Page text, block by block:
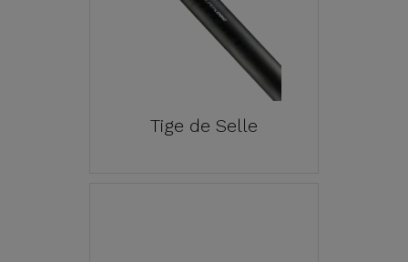
Tige de Selle